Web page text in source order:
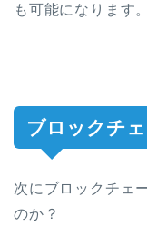
も可能になります。
ブロックチ
次にブロックチェ
のか？